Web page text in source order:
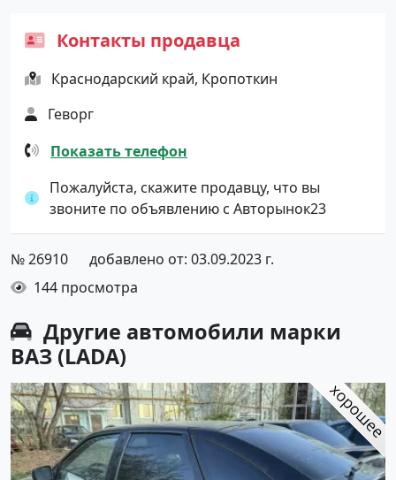
Контакты продавца
Краснодарский край, Кропоткин
Геворг
Показать телефон
Пожалуйста, скажите продавцу, что вы
звоните по объявлению с Авторынок23
№ 26910
добавлено от: 03.09.2023 г.
144 просмотра
Другие автомобили марки
ВАЗ (LADA)